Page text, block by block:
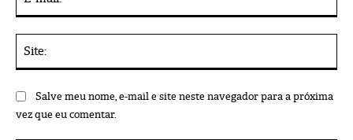
Salve meu nome, e-mail e site neste navegador para a próxima
vez que eu comentar.